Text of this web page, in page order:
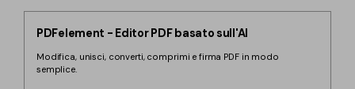
Firma digitale certificata
Educazione
PDFelement - Editor PDF basato sull'AI
Modifica, unisci, converti, comprimi e firma PDF in modo
semplice.